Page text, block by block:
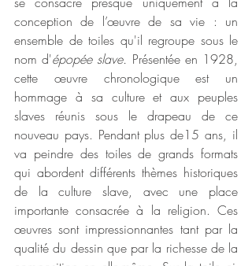
conception de l’œuvre de sa vie : un
ensemble de toiles qu'il regroupe sous le
nom d'épopée slave. Présentée en 1928,
cette œuvre chronologique est un
hommage à sa culture et aux peuples
slaves réunis sous le drapeau de ce
nouveau pays. Pendant plus de15 ans, il
va peindre des toiles de grands formats
qui abordent différents thèmes historiques
de la culture slave, avec une place
importante consacrée à la religion. Ces
œuvres sont impressionnantes tant par la
qualité du dessin que par la richesse de la